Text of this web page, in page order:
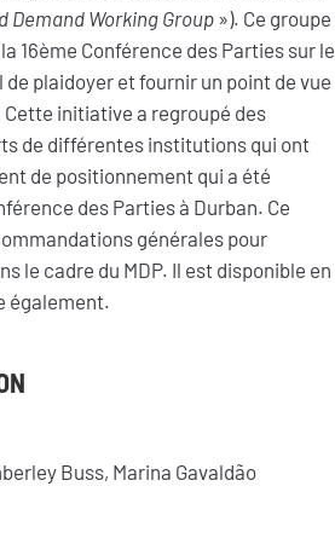
Demand Working Group »). Ce groupe
16ème Conférence des Parties sur le
plaidoyer et fournir un point de vue
initiative a regroupé des
de différentes institutions qui ont
de positionnement qui a été
des Parties à Durban. Ce
générales pour
le cadre du MDP. Il est disponible en
également.
Buss, Marina Gavaldão